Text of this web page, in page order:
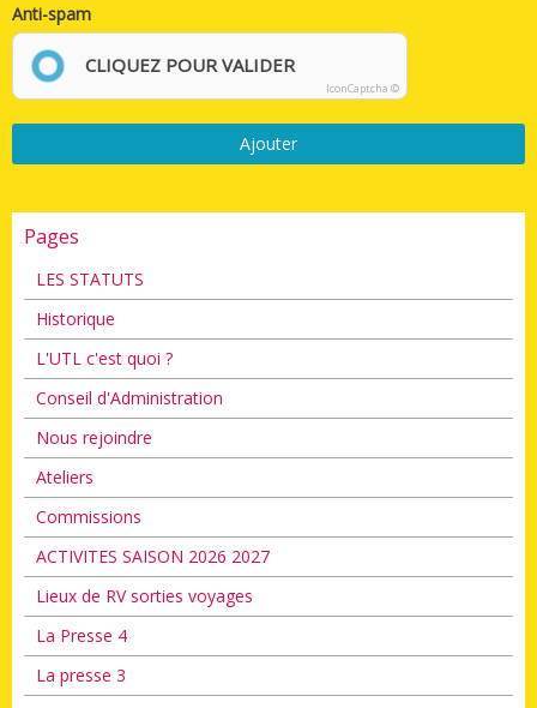
Anti-spam
CLIQUEZ POUR VALIDER
IconCaptcha ©
Ajouter
Pages
LES STATUTS
Historique
L'UTL c'est quoi ?
Conseil d'Administration
Nous rejoindre
Ateliers
Commissions
ACTIVITES SAISON 2026 2027
Lieux de RV sorties voyages
La Presse 4
La presse 3